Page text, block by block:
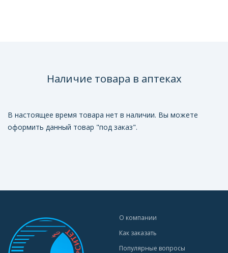
Наличие товара в аптеках
В настоящее время товара нет в наличии. Вы можете
оформить данный товар "под заказ".
О компании
Как заказать
Популярные вопросы